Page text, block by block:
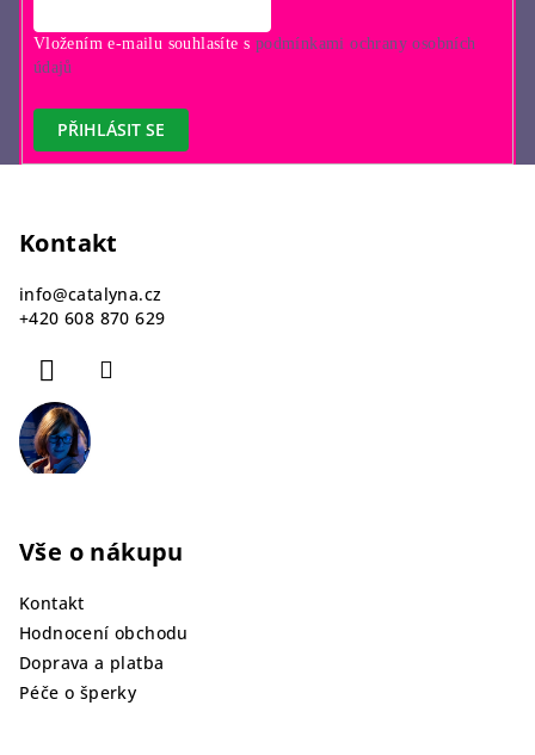
Vložením e-mailu souhlasíte s podmínkami ochrany osobních
údajů
PŘIHLÁSIT SE
Kontakt
info@catalyna.cz
+420 608 870 629
Vše o nákupu
Kontakt
Hodnocení obchodu
Doprava a platba
Péče o šperky